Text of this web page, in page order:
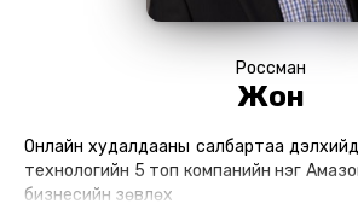
Россман
Жон
Онлайн худалдааны салбартаа дэлхийд
технологийн 5 топ компанийн нэг
бизнесийн зөвлөх